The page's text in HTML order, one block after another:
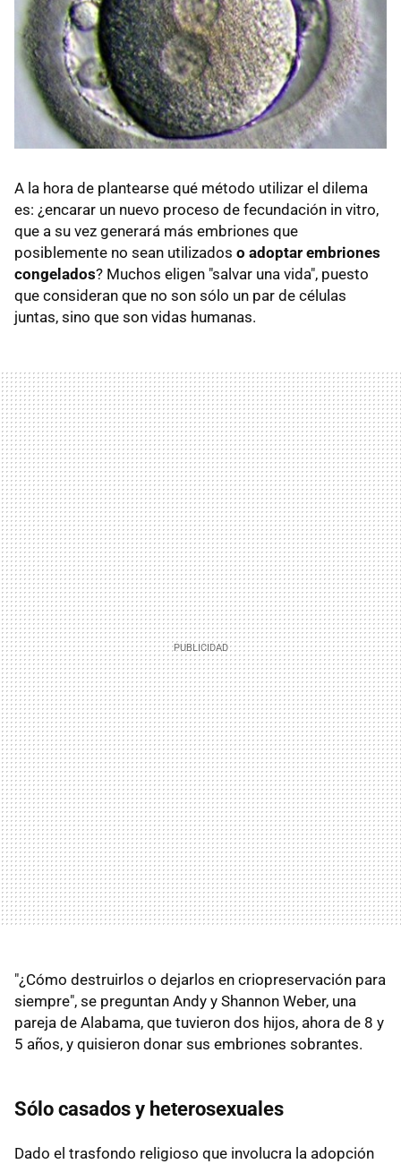
A la hora de plantearse qué método utilizar el dilema
es: ¿encarar un nuevo proceso de fecundación in vitro,
que a su vez generará más embriones que
posiblemente no sean utilizados o adoptar embriones
congelados? Muchos eligen "salvar una vida", puesto
que consideran que no son sólo un par de células
juntas, sino que son vidas humanas.
"¿Cómo destruirlos o dejarlos en criopreservación para
siempre", se preguntan Andy y Shannon Weber, una
pareja de Alabama, que tuvieron dos hijos, ahora de 8 y
5 años, y quisieron donar sus embriones sobrantes.
Sólo casados y heterosexuales
Dado el trasfondo religioso que involucra la adopción